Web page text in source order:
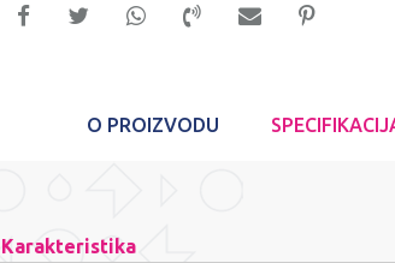
O PROIZVODU
Karakteristika